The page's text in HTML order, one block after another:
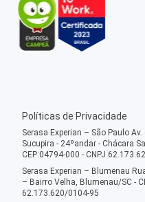
Políticas de Privacidade
Serasa Experian – São Paulo
Sucupira - 24ºandar - Chácara
CEP:04794-000 - CNPJ
Serasa Experian – Blumenau
– Bairro Velha, Blumenau/SC -
62.173.620/0104-95